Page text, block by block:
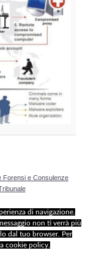
Forensi e Consulenze
di navigazione.
non ti verrà più
dal tuo browser. Per
cookie policy.